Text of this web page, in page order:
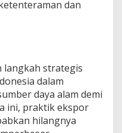
dan
langkah strategis
dalam
daya alam demi
ini, praktik ekspor
hilangnya